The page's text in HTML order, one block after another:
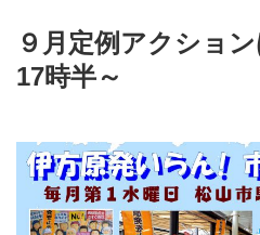
９月定例アクション
17時半～